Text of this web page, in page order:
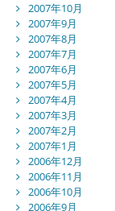
2007年10月
2007年9月
2007年8月
2007年7月
2007年6月
2007年5月
2007年4月
2007年3月
2007年2月
2007年1月
2006年12月
2006年11月
2006年10月
2006年9月